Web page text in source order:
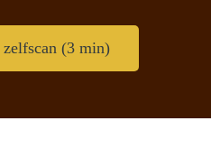
zelfscan (3 min)